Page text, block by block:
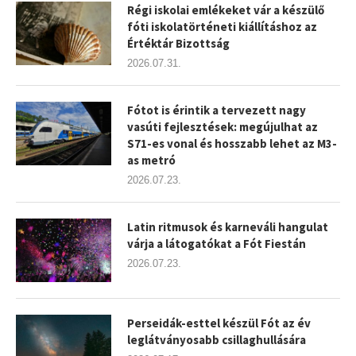
Régi iskolai emlékeket vár a készülő
fóti iskolatörténeti kiállításhoz az
Értéktár Bizottság
2026.07.31.
Fótot is érintik a tervezett nagy
vasúti fejlesztések: megújulhat az
S71-es vonal és hosszabb lehet az M3-
as metró
2026.07.23.
Latin ritmusok és karneváli hangulat
várja a látogatókat a Fót Fiestán
2026.07.23.
Perseidák-esttel készül Fót az év
leglátványosabb csillaghullására